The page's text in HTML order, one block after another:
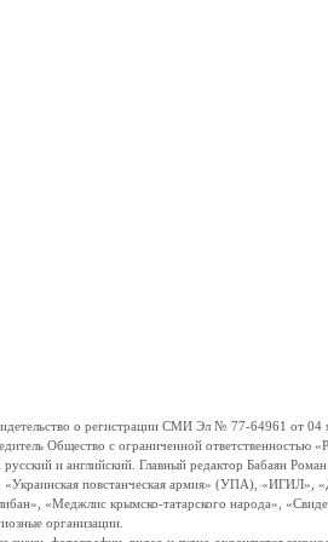
о регистрации СМИ Эл № 77-64961 от 04
Общество с ограниченной
и английский. Главный редактор Бабаян
«Украинская повстанческая армия» (УПА),
«Меджлис крымско-татарского народа»,
организации.